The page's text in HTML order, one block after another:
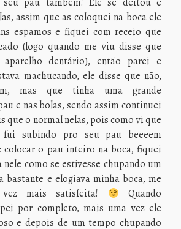
assim que as coloquei na boca ele
espamos e fiquei com receio que
(logo quando me viu disse que
dentário), então parei e
machucando, ele disse que não,
mas que tinha uma grande
e nas bolas, sendo assim continuei
que o normal nelas, pois como vi que
fui subindo pro seu pau beeeem
colocar o pau inteiro na boca, fiquei
nele como se estivesse chupando um
bastante e elogiava minha boca, me
mais satisfeita!
Quando
por completo, mais uma vez ele
e depois de um tempo chupando